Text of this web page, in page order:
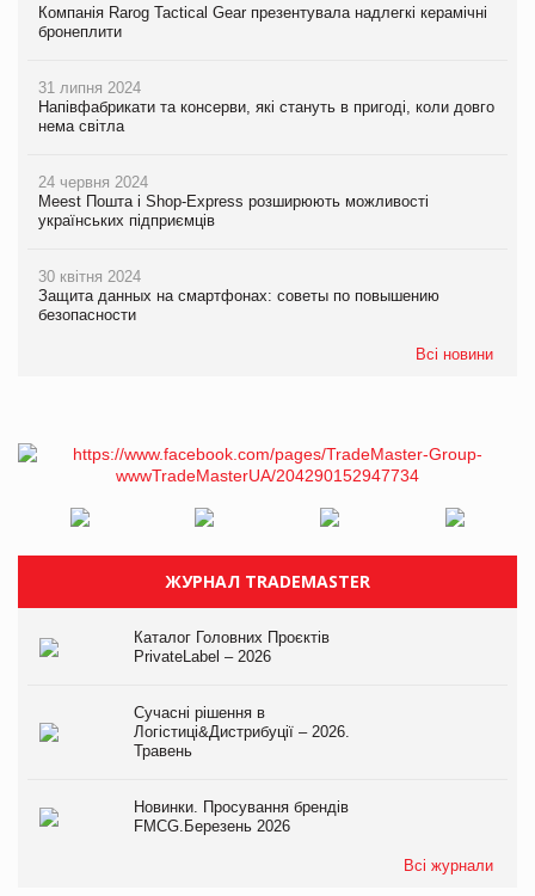
Компанія Rarog Tactical Gear презентувала надлегкі керамічні
бронеплити
31 липня 2024
Напівфабрикати та консерви, які стануть в пригоді, коли довго
нема світла
24 червня 2024
Meest Пошта і Shop-Express розширюють можливості
українських підприємців
30 квітня 2024
Защита данных на смартфонах: советы по повышению
безопасности
Всі новини
ЖУРНАЛ TRADEMASTER
Каталог Головних Проєктів
PrivateLabel – 2026
Сучасні рішення в
Логістиці&Дистрибуції – 2026.
Травень
Новинки. Просування брендів
FMCG.Березень 2026
Всі журнали